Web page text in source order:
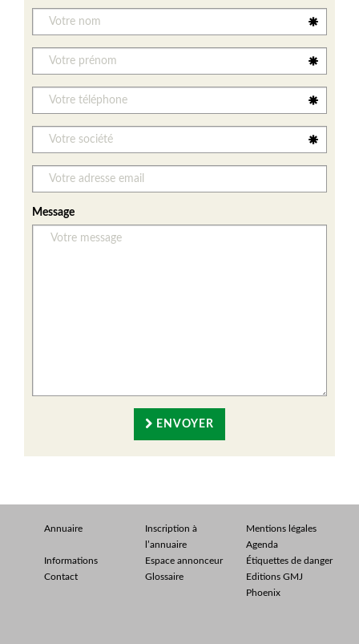
Message
ENVOYER
Annuaire
Inscription à
l’annuaire
Mentions légales
Agenda
Informations
Espace annonceur
Étiquettes de danger
Contact
Glossaire
Editions GMJ
Phoenix